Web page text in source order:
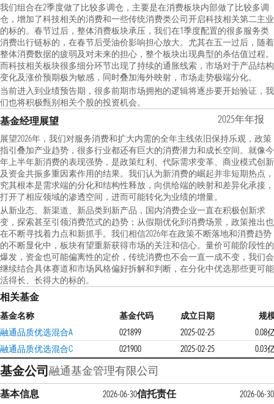
我们组合在2季度做了比较多调仓，主要是在消费板块内部做了比较多调
仓，增加了科技相关的消费和一些传统消费类公司开启科技相关第二主业
的标的。春节过后，整体消费板块承压，我们在1季度配置的很多服务类
消费出行链标的，在春节后受油价影响担心放大。尤其在五一过后，随着
整体消费数据的疲弱及对未来的担心，整个板块出现典型的杀估值过程。
而科技相关板块很多细分环节出现了持续的通胀线索，市场对于产品结构
变化及涨价预期极为敏感，同时叠加海外映射，市场走势极端分化。
当前进入到业绩预告期，很多前期市场拥抱的逻辑将逐步要开始验证，我
们也将积极甄别相关个股的投资机会。
基金经理展望 2025年年报
展望2026年，我们对服务消费和扩大内需的全年主线依旧保持乐观，政策
指引叠加产业趋势，很多行业都还有巨大的消费潜力和成长空间。就像今
年上半年新消费的表现强势，是政策红利、代际需求变革、商业模式创新
及资金共振多重因素作用的结果。我们认为新消费的崛起并非短期热点，
究其根本是需求端的分化和结构性释放，向供给端的映射和差异化承接，
打开了相应领域的渗透空间，进而可能转化为业绩的增量。
从新业态、新渠道、新品类到新产品，国内消费企业一直在积极创新求
变，探索甚至引领消费范式的趋势；从假期优化到消费场景，政策推出也
在不断寻找着力点和新抓手。我们相信2026年在政策不断落地和消费趋势
的不断显化中，板块有望重新获得市场的关注和信心。量价可能阶段性的
爆发，资金也可能偏离性的定价，传统消费也不会一直一成不变，我们会
继续结合具体赛道和市场风格偏好拆解和判断，在分化中优选那些更可能
活得长、长得大的标的。
相关基金
基金名称 基金代码 成立日期
规
融通品质优选混合A
021899 2025-02-25
0.08
融通品质优选混合C
021900 2025-02-25 0.03
基金公司融通基金管理有限公司
基本信息 2026-06-30信托责任 2026-06-30